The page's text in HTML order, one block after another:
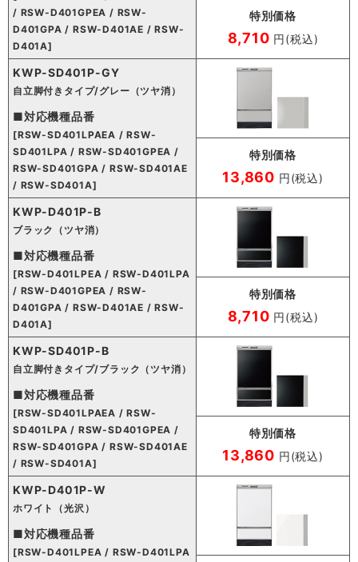
/ RSW-D401GPEA / RSW-
D401GPA / RSW-D401AE / RSW-
D401A]
特別価格
8,710 円(税込)
KWP-SD401P-GY
自立脚付きタイプ/グレー（ツヤ消）
■対応機種品番
[RSW-SD401LPAEA / RSW-
SD401LPA / RSW-SD401GPEA /
RSW-SD401GPA / RSW-SD401AE
/ RSW-SD401A]
特別価格
13,860 円(税込)
KWP-D401P-B
ブラック（ツヤ消）
■対応機種品番
[RSW-D401LPEA / RSW-D401LPA
/ RSW-D401GPEA / RSW-
D401GPA / RSW-D401AE / RSW-
D401A]
特別価格
8,710 円(税込)
KWP-SD401P-B
自立脚付きタイプ/ブラック（ツヤ消）
■対応機種品番
[RSW-SD401LPAEA / RSW-
SD401LPA / RSW-SD401GPEA /
RSW-SD401GPA / RSW-SD401AE
/ RSW-SD401A]
特別価格
13,860 円(税込)
KWP-D401P-W
ホワイト（光沢）
■対応機種品番
[RSW-D401LPEA / RSW-D401LPA